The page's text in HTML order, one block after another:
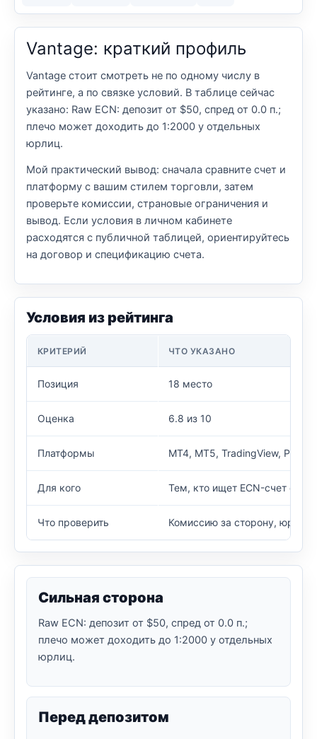
Vantage: краткий профиль
Vantage стоит смотреть не по одному числу в
рейтинге, а по связке условий. В таблице сейчас
указано: Raw ECN: депозит от $50, спред от 0.0 п.;
плечо может доходить до 1:2000 у отдельных
юрлиц.
Мой практический вывод: сначала сравните счет и
платформу с вашим стилем торговли, затем
проверьте комиссии, страновые ограничения и
вывод. Если условия в личном кабинете
расходятся с публичной таблицей, ориентируйтесь
на договор и спецификацию счета.
Условия из рейтинга
КРИТЕРИЙ ЧТО УКАЗАНО
Позиция 18 место
Оценка 6.8 из 10
Платформы MT4, MT5, TradingView,
Для кого Тем, кто ищет ECN-счет с
Что проверить Комиссию за сторону,
Сильная сторона
Raw ECN: депозит от $50, спред от 0.0 п.;
плечо может доходить до 1:2000 у отдельных
юрлиц.
Перед депозитом